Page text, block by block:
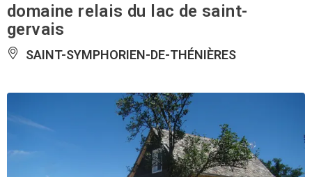
domaine relais du lac de saint-
gervais
SAINT-SYMPHORIEN-DE-THÉNIÈRES